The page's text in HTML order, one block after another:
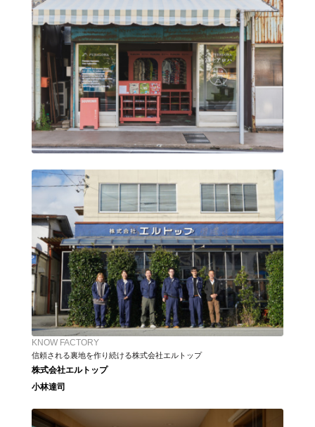
KNOW FACTORY
信頼される裏地を作り続ける株式会社エルトップ
株式会社エルトップ
小林達司